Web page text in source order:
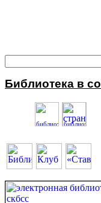
Библиотека в